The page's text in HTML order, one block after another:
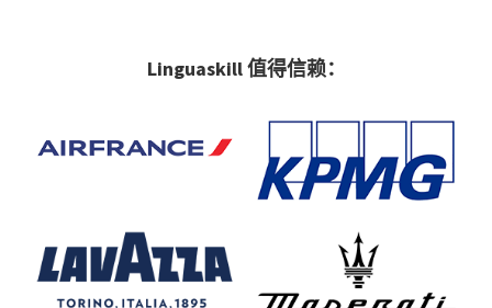
Linguaskill 值得信赖：